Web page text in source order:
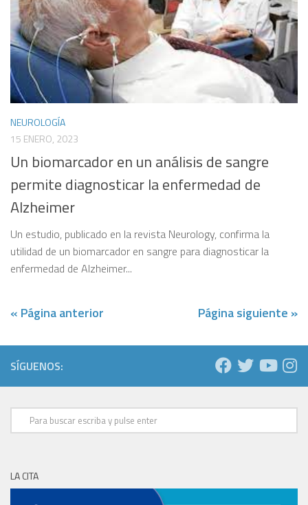
NEUROLOGÍA
15 ENERO, 2023
Un biomarcador en un análisis de sangre
permite diagnosticar la enfermedad de
Alzheimer
Un estudio, publicado en la revista Neurology, confirma la
utilidad de un biomarcador en sangre para diagnosticar la
enfermedad de Alzheimer...
« Página anterior Página siguiente »
SÍGUENOS:
LA CITA